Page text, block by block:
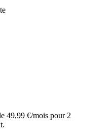
49,99 €/mois pour 2